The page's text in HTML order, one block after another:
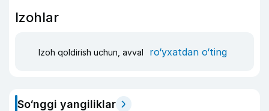
Izohlar
Izoh qoldirish uchun, avval ro‘yxatdan o‘ting
So‘nggi yangiliklar